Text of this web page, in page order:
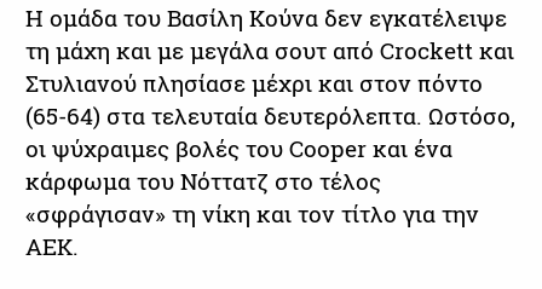
Η ομάδα του Βασίλη Κούνα δεν εγκατέλειψε
τη μάχη και με μεγάλα σουτ από Crockett και
Στυλιανού πλησίασε μέχρι και στον πόντο
(65-64) στα τελευταία δευτερόλεπτα. Ωστόσο,
οι ψύχραιμες βολές του Cooper και ένα
κάρφωμα του Νόττατζ στο τέλος
«σφράγισαν» τη νίκη και τον τίτλο για την
ΑΕΚ.